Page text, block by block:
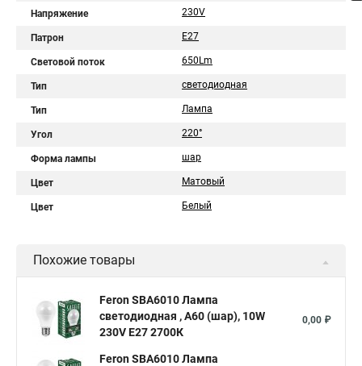
Напряжение 230V
Патрон E27
Световой поток 650Lm
Тип светодиодная
Тип Лампа
Угол 220°
Форма лампы шар
Цвет Матовый
Цвет Белый
Похожие товары
Feron SBA6010 Лампа
светодиодная , A60 (шар), 10W
230V E27 2700К
0,00 ₽
Feron SBA6010 Лампа